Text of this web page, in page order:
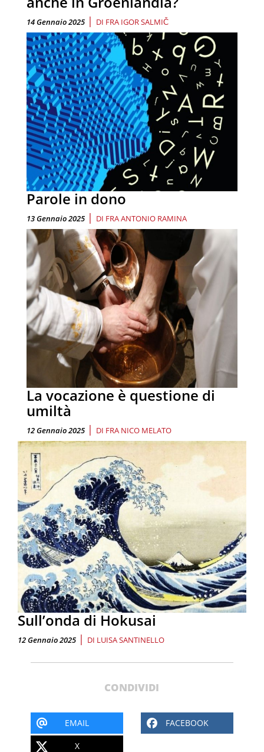
14 Gennaio 2025 | DI FRA IGOR SALMIČ
Parole in dono
13 Gennaio 2025 | DI FRA ANTONIO RAMINA
La vocazione è questione di
umiltà
12 Gennaio 2025 | DI FRA NICO MELATO
Sull’onda di Hokusai
12 Gennaio 2025 | DI LUISA SANTINELLO
CONDIVIDI
EMAIL FACEBOOK
X